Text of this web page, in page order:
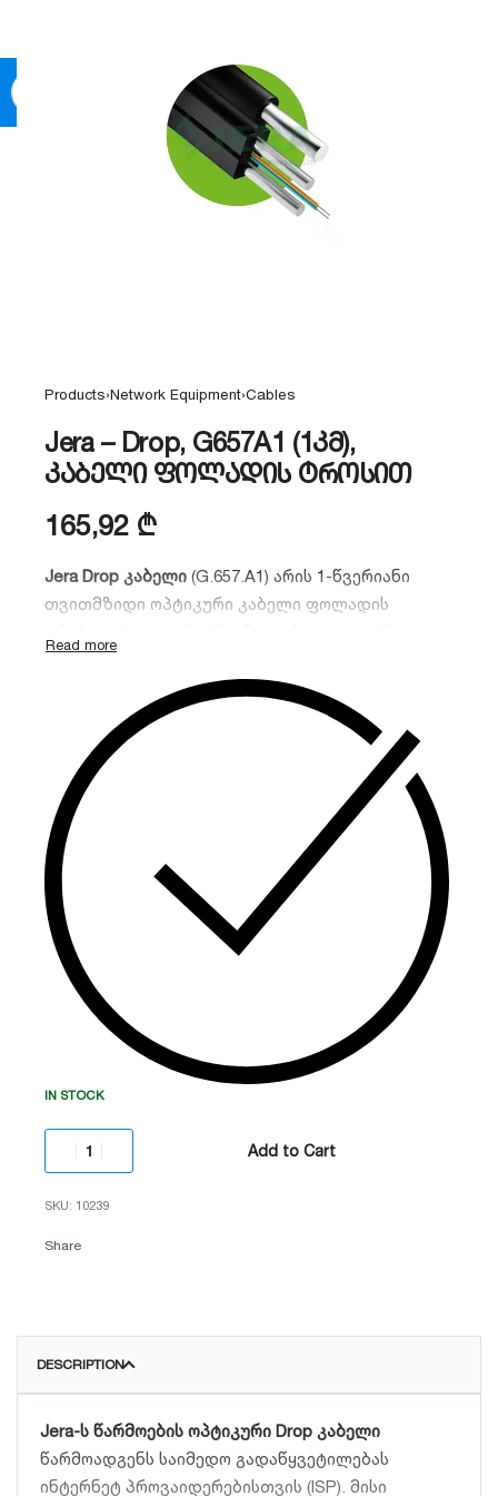
Products›Network Equipment›Cables
Jera – Drop, G657A1 (1კმ),
კაბელი ფოლადის ტროსით
165,92 ₾
Jera Drop კაბელი (G.657.A1) არის 1-წვერიანი
თვითმზიდი ოპტიკური კაბელი ფოლადის
ბოჭკო უზრუნველყოფს მაღალ დრეკადობას,
ხოლო ფოლადის მავთული გარანტიას იძლევა
კაბელის სიმტკიცეზე რთულ კლიმატურ
პირობებში.
IN STOCK
Add to Cart
10239
Share
DESCRIPTION
Jera-ს წარმოების ოპტიკური Drop კაბელი
წარმოადგენს საიმედო გადაწყვეტილებას
ინტერნეტ პროვაიდერებისთვის (ISP). მისი